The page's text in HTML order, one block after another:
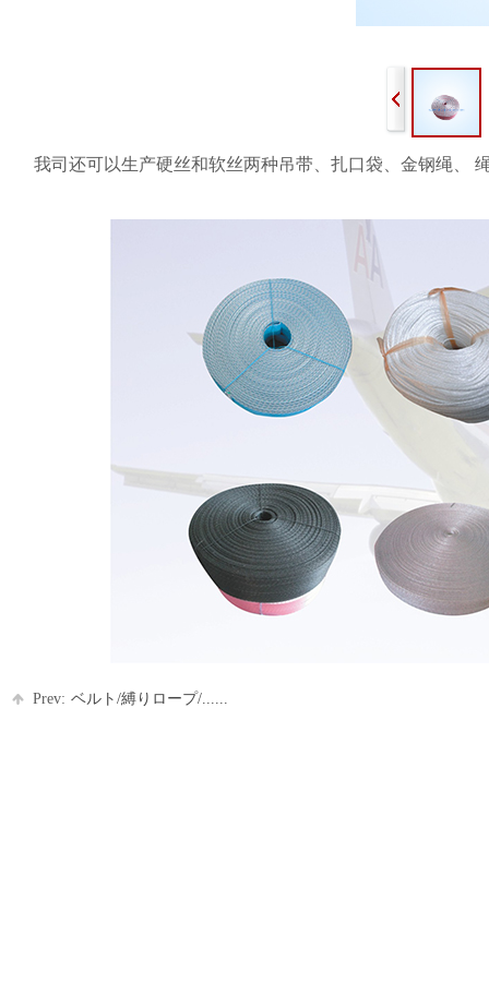
我司还可以生产硬丝和软丝两种吊带、扎口袋、金钢绳、
Prev: ベルト/縛りロープ/......